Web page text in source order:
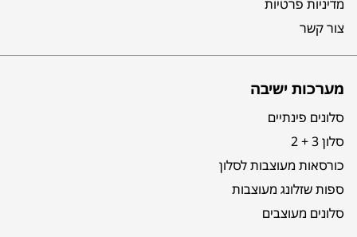
מדיניות פרטיות
צור קשר
מערכות ישיבה
סלונים פינתיים
סלון 3 + 2
כורסאות מעוצבות לסלון
ספות שזלונג מעוצבות
סלונים מעוצבים